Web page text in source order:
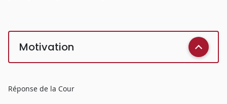
Motivation
Réponse de la Cour